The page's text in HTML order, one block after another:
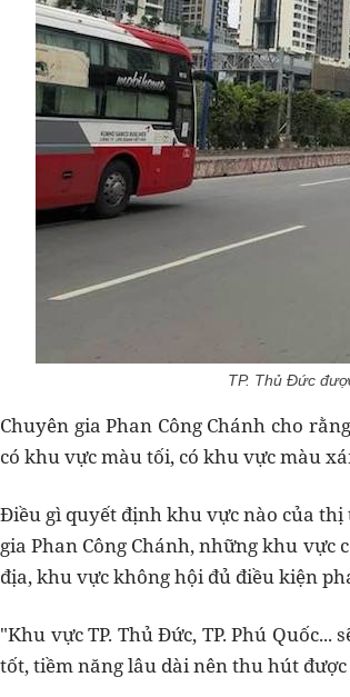
TP. Thủ Đức
Chuyên gia Phan Công Chánh cho
có khu vực màu tối, có khu vực màu
Điều gì quyết định khu vực nào của
gia Phan Công Chánh, những khu vực
địa, khu vực không hội đủ điều kiện
"Khu vực TP. Thủ Đức, TP. Phú
tốt, tiềm năng lâu dài nên thu hút